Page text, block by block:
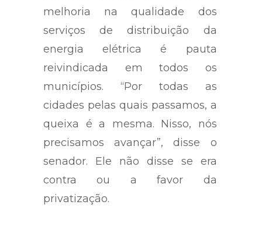
melhoria na qualidade dos
serviços de distribuição da
energia elétrica é pauta
reivindicada em todos os
municípios. “Por todas as
cidades pelas quais passamos, a
queixa é a mesma. Nisso, nós
precisamos avançar”, disse o
senador. Ele não disse se era
contra ou a favor da
privatização.